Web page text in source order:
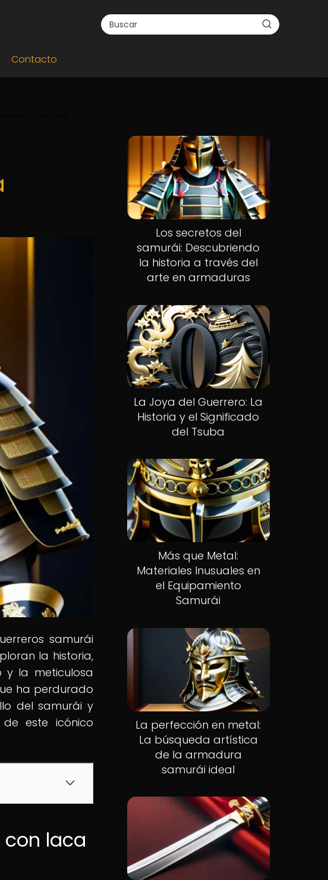
Contacto
samurái
la historia,
y la meticulosa
ha perdurado
del samurái y
este icónico
laca
Los secretos del
samurái: Descubriendo
la historia a través del
arte en armaduras
La Joya del Guerrero: La
Historia y el Significado
del Tsuba
Más que Metal:
Materiales Inusuales en
el Equipamiento
Samurái
La perfección en metal:
La búsqueda artística
de la armadura
samurái ideal